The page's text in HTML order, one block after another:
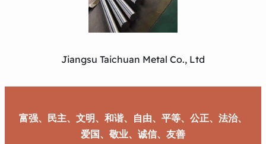
Jiangsu Taichuan Metal Co., Ltd
富强、民主、文明、和谐、自由、平等、公正、法治、
爱国、敬业、诚信、友善